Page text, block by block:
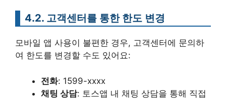
4.2. 고객센터를 통한 한도 변경
모바일 앱 사용이 불편한 경우, 고객센터에 문의하
여 한도를 변경할 수도 있어요:
전화: 1599-xxxx
채팅 상담: 토스앱 내 채팅 상담을 통해 직접